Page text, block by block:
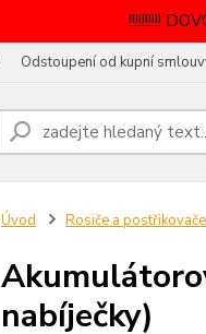
!!!!!!!!!!
Odstoupení od kupní
Úvod Rosiče a postřikovače
nabíječky)